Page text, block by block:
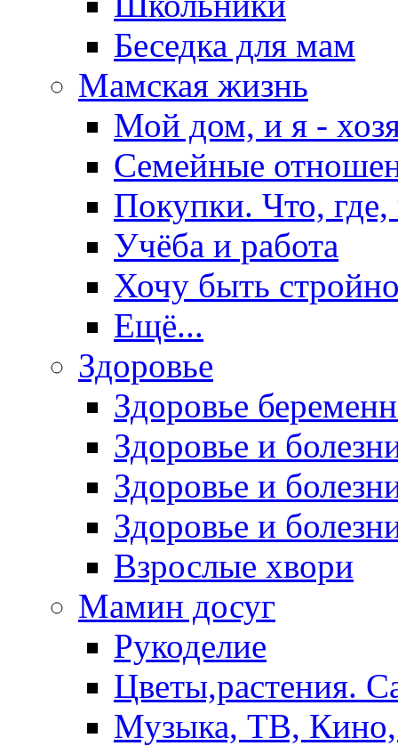
Беседка для мам
Мамская жизнь
Мой дом, и я -
Семейные
Покупки. Что, где,
Учёба и работа
Хочу быть
Ещё...
Здоровье
Здоровье
Здоровье и
Здоровье и
Здоровье и
Взрослые хвори
Мамин досуг
Рукоделие
Цветы,растения.
Музыка, ТВ,